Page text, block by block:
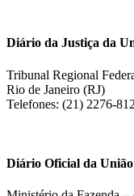
Diário da Justiça da
Tribunal Regional
Rio de Janeiro (RJ)
Telefones: (21) 2276-
Diário Oficial da